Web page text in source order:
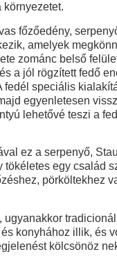
környezetet.
főzőedény,
amelyek
zománc belső
a jól rögzített fedő
fedél speciális
egyenletesen
lehetővé teszi a
ez a serpenyő,
tökéletes egy család
pörköltekhez
ugyanakkor
konyhához illik, és
kölcsönöz